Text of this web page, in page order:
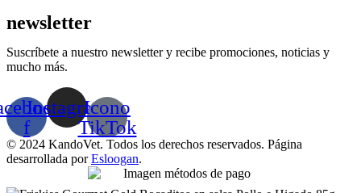
newsletter
Suscríbete a nuestro newsletter y recibe promociones, noticias y
mucho más.
f
InstagramIcono
TikTok
© 2024 KandoVet. Todos los derechos reservados. Página
desarrollada porEsloogan.